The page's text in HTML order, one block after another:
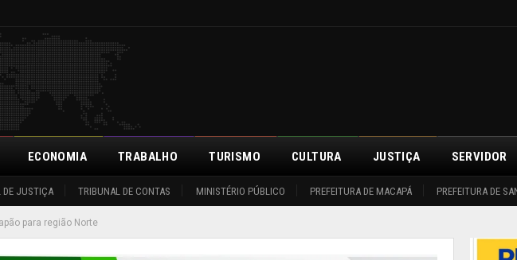
DE JUSTIÇA TRIBUNAL DE CONTAS MINISTÉRIO PÚBLICO PREFEITURA DE MACAPÁ PREFEITURA DE
ECONOMIA TRABALHO TURISMO CULTURA JUSTIÇA SERVIDOR
para região Norte